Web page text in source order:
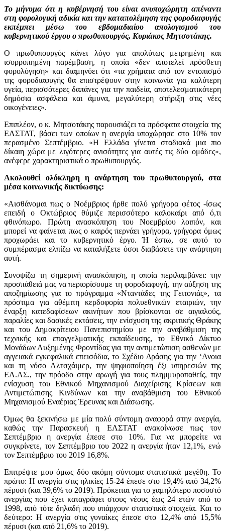
Το μήνυμα ότι η κυβέρνησή του είναι ανυποχώρητη απέναντι
στη φορολογική αδικία και την καταπολέμηση της φοροδιαφυγής
εκπέμπει μέσω του εβδομαδιαίου απολογισμού του
κυβερνητικού έργου ο πρωθυπουργός, Κυριάκος Μητσοτάκης.
Ο πρωθυπουργός κάνει λόγο για απολύτως μετρημένη και
ισορροπημένη παρέμβαση, η οποία «δεν αποτελεί πρόσθετη
φορολόγηση» και διαμηνύει ότι «τα χρήματα από τον εντοπισμό
της φοροδιαφυγής θα επιστρέψουν στην κοινωνία για καλύτερη
υγεία, περισσότερες δαπάνες για την παιδεία, αποτελεσματικότερη
δημόσια ασφάλεια και άμυνα, μεγαλύτερη στήριξη στις νέες
οικογένειες».
Επιπλέον, ο κ. Μητσοτάκης παρουσιάζει τα πρόσφατα στοιχεία της
ΕΛΣΤΑΤ, βάσει των οποίων η ανεργία υποχώρησε στο 10% τον
περασμένο Σεπτέμβριο. «Η Ελλάδα γίνεται σταδιακά μια πιο
δίκαιη χώρα με λιγότερες ανισότητες για αυτές τις δύο ομάδες»,
ανέφερε χαρακτηριστικά ο πρωθυπουργός.
Aκολουθεί ολόκληρη η ανάρτηση του πρωθυπουργού, στα
μέσα κοινωνικής δικτύωσης:
«Αισθάνομαι πως ο Νοέμβριος ήρθε πολύ γρήγορα φέτος -ίσως
επειδή ο Οκτώβριος θύμιζε περισσότερο καλοκαίρι από ό,τι
φθινόπωρο. Πρώτη ανασκόπηση του Νοεμβρίου λοιπόν, και
μπορεί να φαίνεται πως ο καιρός περνάει γρήγορα, γρήγορα όμως
προχωράει και το κυβερνητικό έργο. Ή έστω, σε αυτό το
συμπέρασμα ελπίζω να καταλήξετε όσοι διαβάσετε την ανάρτηση
αυτή.
Συνοψίζω τη σημερινή ανασκόπηση, η οποία περιλαμβάνει: την
προσπάθειά μας να περιορίσουμε τη φοροδιαφυγή, την αύξηση της
αποζημίωσης για το πρόγραμμα «Νταντάδες της Γειτονιάς», τα
πρόστιμα για αθέμιτη κερδοφορία πολυεθνικών εταιριών, την
έναρξη κατεδαφίσεων ακινήτων που βρίσκονται σε αιγιαλούς,
παραλίες και δασικές εκτάσεις, την ενίσχυση της ακριτικής Θράκης
και του Δημοκρίτειου Πανεπιστημίου με την αναβάθμιση της
τεχνικής και επαγγελματικής εκπαίδευσης, το Εθνικό Δίκτυο
Μονάδων Αυξημένης Φροντίδας για την αντιμετώπιση ασθενών με
αγγειακά εγκεφαλικά επεισόδια, το Σχέδιο Δράσης για την ‘Ανοια
και τη νόσο Αλτσχάιμερ, την ψηφιοποίηση έξι υπηρεσιών της
ΕΛ.ΑΣ., την πρόοδο στην αρωγή για τους πλημμυροπαθείς, την
ενίσχυση του Εθνικού Μηχανισμού Διαχείρισης Κρίσεων και
Αντιμετώπισης Κινδύνων και την αναβάθμιση του Εθνικού
Μηχανισμού Εναέριας Έρευνας και Διάσωσης.
Όμως θα ξεκινήσω με μία πολύ σύντομη αναφορά στην ανεργία,
καθώς την Παρασκευή η ΕΛΣΤΑΤ ανακοίνωσε πως τον
Σεπτέμβριο η ανεργία έπεσε στο 10%. Για να μπορείτε να
συγκρίνετε, τον Σεπτέμβριο του 2022 η ανεργία ήταν 12,1%, ενώ
τον Σεπτέμβριο του 2019 16,8%.
Επιτρέψτε μου όμως δύο ακόμη σύντομα στατιστικά μεγέθη. Το
πρώτο: Η ανεργία στις ηλικίες 15-24 έπεσε στο 19,4% από 34,2%
πέρυσι (και 39,6% το 2019). Πρόκειται για το χαμηλότερο ποσοστό
ανεργίας που έχει καταγράφει στους νέους έως 24 ετών από το
1998, από τότε δηλαδή που υπάρχουν στατιστικά στοιχεία. Και το
δεύτερο: Η ανεργία στις γυναίκες έπεσε στο 12,4% από 15,5%
πέρυσι (και από 21,6% το 2019).